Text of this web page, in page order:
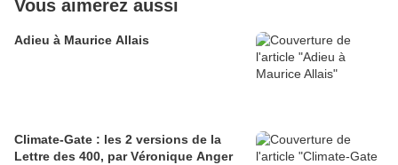
Vous aimerez aussi
Adieu à Maurice Allais
Climate-Gate : les 2 versions de la
Lettre des 400, par Véronique Anger